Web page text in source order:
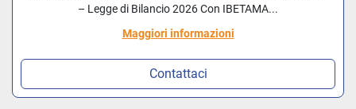
– Legge di Bilancio 2026 Con IBETAMA...
Maggiori informazioni
Contattaci